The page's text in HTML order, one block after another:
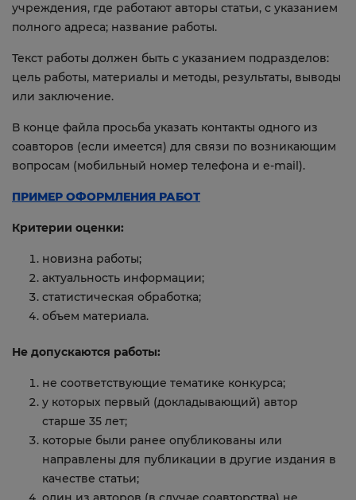
учреждения, где работают авторы статьи, с указанием
полного адреса; название работы.
Текст работы должен быть с указанием подразделов:
цель работы, материалы и методы, результаты, выводы
или заключение.
В конце файла просьба указать контакты одного из
соавторов (если имеется) для связи по возникающим
вопросам (мобильный номер телефона и e-mail).
ПРИМЕР ОФОРМЛЕНИЯ РАБОТ
Критерии оценки:
новизна работы;
актуальность информации;
статистическая обработка;
объем материала.
Не допускаются работы:
не соответствующие тематике конкурса;
у которых первый (докладывающий) автор
старше 35 лет;
которые были ранее опубликованы или
направлены для публикации в другие издания в
качестве статьи;